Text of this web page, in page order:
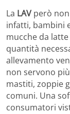
La LAVperò
infatti, bambini
mucche da
quantità
allevamento
non servono
mastiti, zoppie
comuni. Una
consumatori